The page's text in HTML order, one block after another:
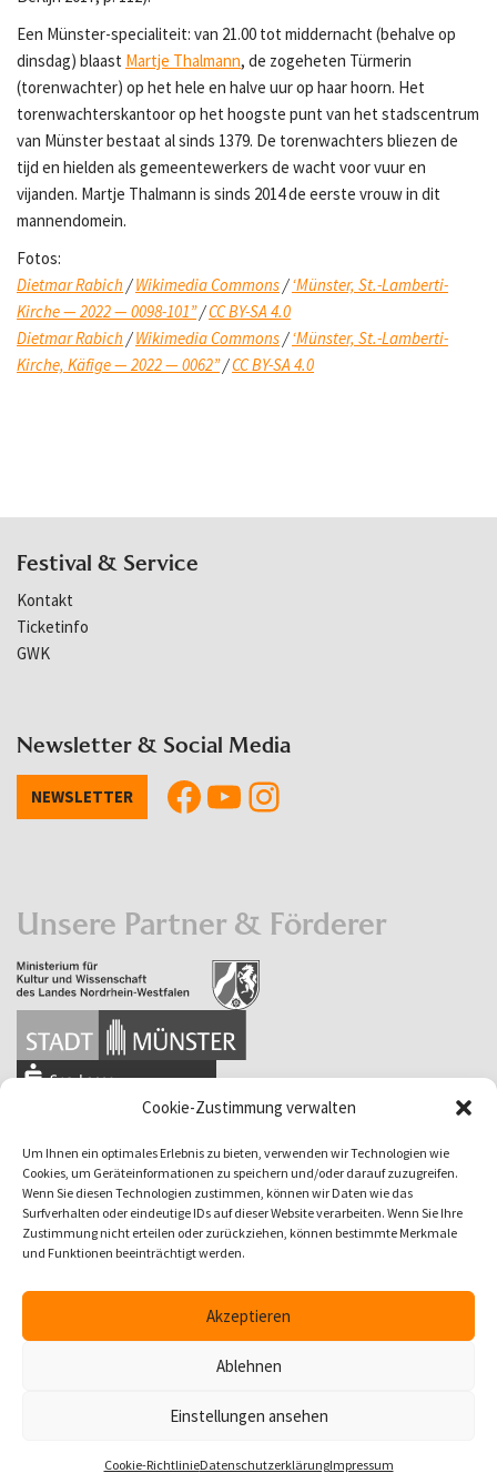
Cookie-Zustimmung verwalten
Um Ihnen ein optimales Erlebnis zu bieten, verwenden wir Technologien wie
Cookies, um Geräteinformationen zu speichern und/oder darauf zuzugreifen.
Wenn Sie diesen Technologien zustimmen, können wir Daten wie das
Surfverhalten oder eindeutige IDs auf dieser Website verarbeiten. Wenn Sie Ihre
Zustimmung nicht erteilen oder zurückziehen, können bestimmte Merkmale
und Funktionen beeinträchtigt werden.
Akzeptieren
Ablehnen
Einstellungen ansehen
Cookie-RichtlinieDatenschutzerklärungImpressum
Een Münster-specialiteit: van 21.00 tot middernacht (behalve op
dinsdag) blaast Martje Thalmann, de zogeheten Türmerin
(torenwachter) op het hele en halve uur op haar hoorn. Het
torenwachterskantoor op het hoogste punt van het stadscentrum
van Münster bestaat al sinds 1379. De torenwachters bliezen de
tijd en hielden als gemeentewerkers de wacht voor vuur en
vijanden. Martje Thalmann is sinds 2014 de eerste vrouw in dit
mannendomein.
Fotos:
Dietmar Rabich /Wikimedia Commons /‘Münster, St.-Lamberti-
Kirche — 2022 — 0098-101”/CC BY-SA 4.0
Dietmar Rabich /Wikimedia Commons /‘Münster, St.-Lamberti-
Kirche, Käfige — 2022 — 0062”/CC BY-SA 4.0
Festival & Service
Kontakt
Ticketinfo
GWK
Newsletter & Social Media
NEWSLETTER
Unsere Partner & Förderer